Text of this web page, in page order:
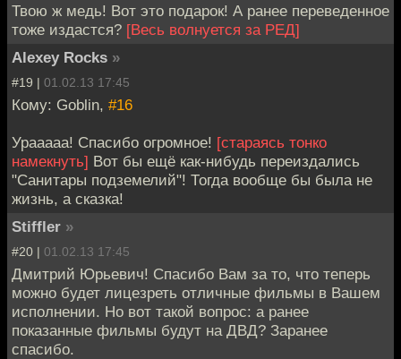
Твою ж медь! Вот это подарок! А ранее переведенное
тоже издастся? [Весь волнуется за РЕД]
Alexey Rocks »
#19 | 01.02.13 17:45
Кому: Goblin, #16
Урааааа! Спасибо огромное! [стараясь тонко
намекнуть] Вот бы ещё как-нибудь переиздались
"Санитары подземелий"! Тогда вообще бы была не
жизнь, а сказка!
Stiffler »
#20 | 01.02.13 17:45
Дмитрий Юрьевич! Спасибо Вам за то, что теперь
можно будет лицезреть отличные фильмы в Вашем
исполнении. Но вот такой вопрос: а ранее
показанные фильмы будут на ДВД? Заранее
спасибо.